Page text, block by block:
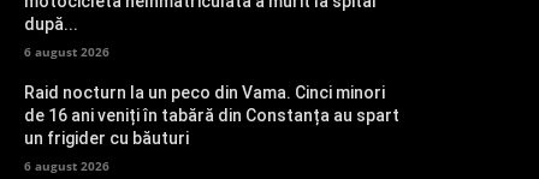
după...
6 august 2026
Raid nocturn la un peco din Vama. Cinci minori
de 16 ani veniți în tabără din Constanța au spart
un frigider cu băuturi
6 august 2026